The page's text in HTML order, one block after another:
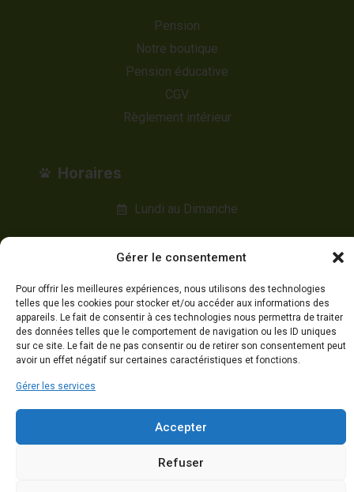
Gérer le consentement
Pour offrir les meilleures expériences, nous utilisons des technologies
telles que les cookies pour stocker et/ou accéder aux informations des
appareils. Le fait de consentir à ces technologies nous permettra de traiter
des données telles que le comportement de navigation ou les ID uniques
sur ce site. Le fait de ne pas consentir ou de retirer son consentement peut
avoir un effet négatif sur certaines caractéristiques et fonctions.
Gérer les services
Accepter
Refuser
Pension
Notre boutique
Pension éducative
CGV
Règlement intérieur
Horaires
Lundi au Dimanche
Appelez-nous
Mentions légales Politique de confidentialité Cookies